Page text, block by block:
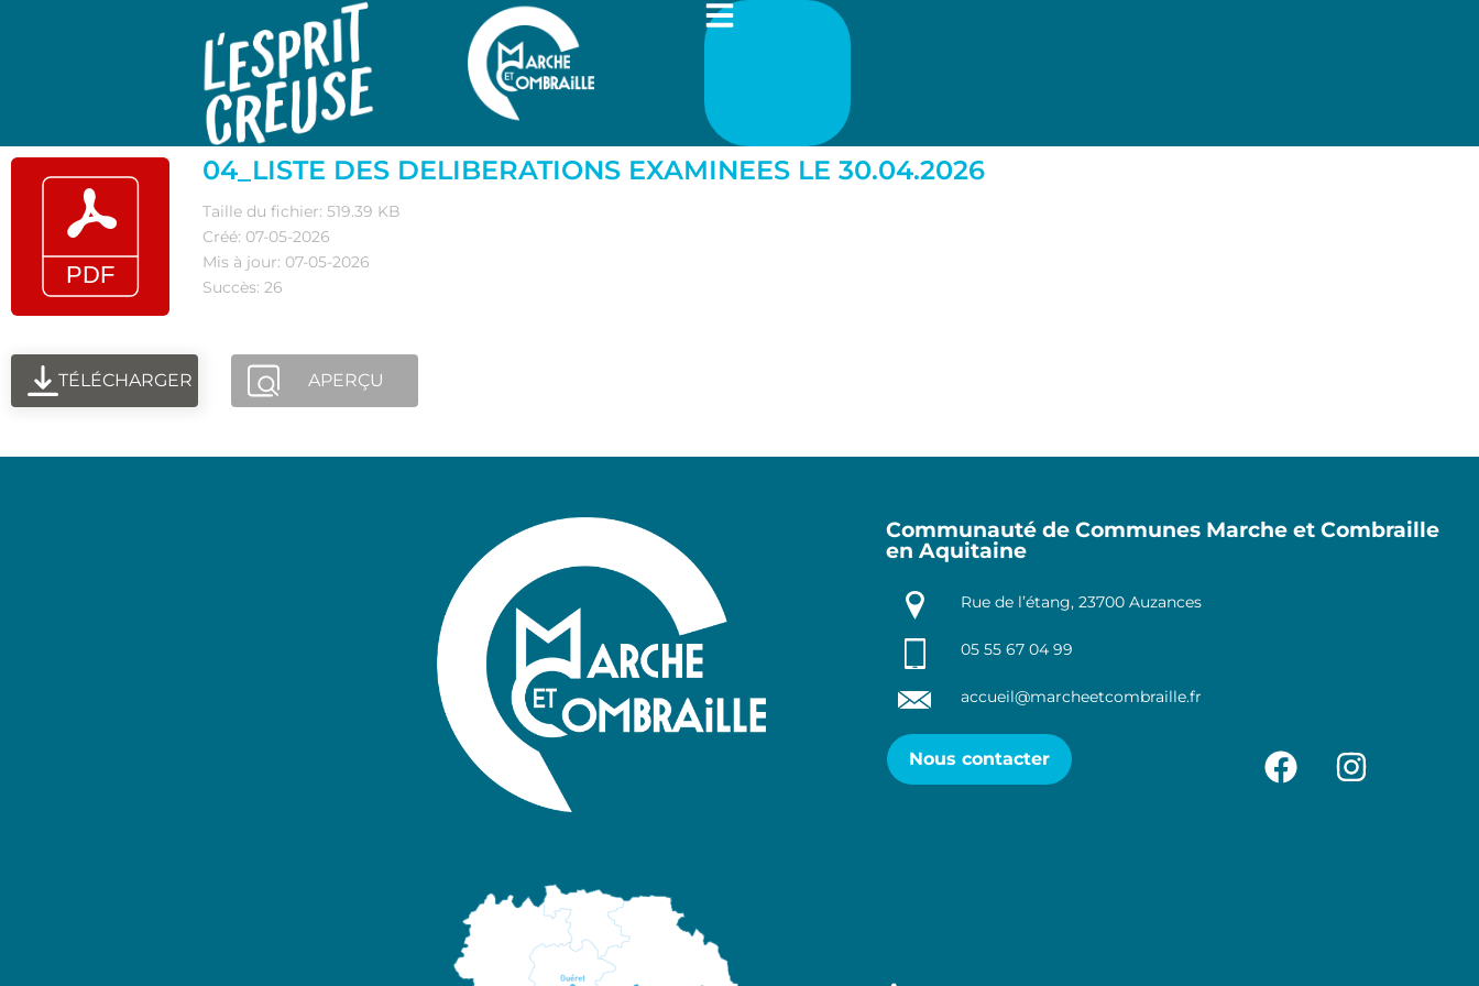
04_LISTE DES DELIBERATIONS EXAMINEES LE 30.04.2026
Taille du fichier: 519.39 KB
Créé: 07-05-2026
Mis à jour: 07-05-2026
Succès: 26
TÉLÉCHARGER APERÇU
Communauté de Communes Marche et Combraille
en Aquitaine
Rue de l’étang, 23700 Auzances
05 55 67 04 99
accueil@marcheetcombraille.fr
Nous contacter